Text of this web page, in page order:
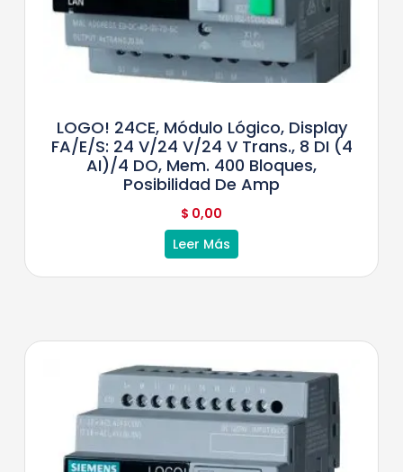
LOGO! 24CE, Módulo Lógico, Display
FA/E/S: 24 V/24 V/24 V Trans., 8 DI (4
AI)/4 DO, Mem. 400 Bloques,
Posibilidad De Amp
$ 0,00
Leer Más